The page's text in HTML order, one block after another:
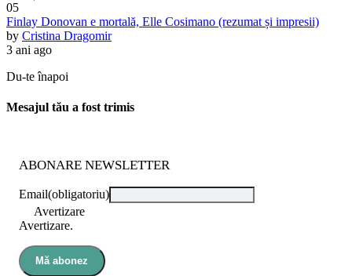
05
Finlay Donovan e mortală, Elle Cosimano (rezumat și impresii)
by Cristina Dragomir
3 ani ago
Du-te înapoi
Mesajul tău a fost trimis
ABONARE NEWSLETTER
Email(obligatoriu)
Avertizare
Avertizare.
Mă abonez